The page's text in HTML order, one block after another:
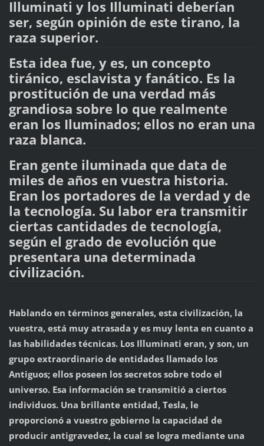
Illuminati y los Illuminati deberían
ser, según opinión de este tirano, la
raza superior.
Esta idea fue, y es, un concepto
tiránico, esclavista y fanático. Es la
prostitución de una verdad más
grandiosa sobre lo que realmente
eran los Iluminados; ellos no eran una
raza blanca.
Eran gente iluminada que data de
miles de años en vuestra historia.
Eran los portadores de la verdad y de
la tecnología. Su labor era transmitir
ciertas cantidades de tecnología,
según el grado de evolución que
presentara una determinada
civilización.
Hablando en términos generales, esta civilización, la
vuestra, está muy atrasada y es muy lenta en cuanto a
las habilidades técnicas. Los Illuminati eran, y son, un
grupo extraordinario de entidades llamado los
Antiguos; ellos poseen los secretos sobre todo el
universo. Esa información se transmitió a ciertos
individuos. Una brillante entidad, Tesla, le
proporcionó a vuestro gobierno la capacidad de
producir antigravedez, la cual se logra mediante una